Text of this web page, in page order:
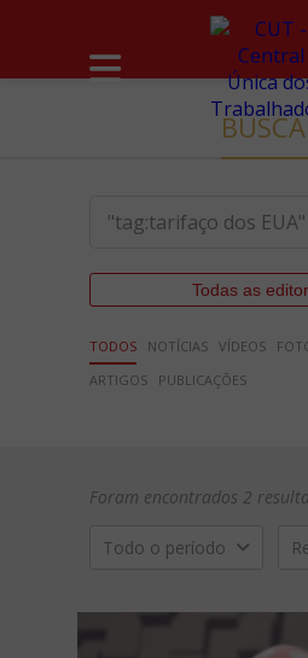
Todas as
TODOS NOTÍCIAS VÍDEOS
ARTIGOS
PUBLICAÇÕES
Foram encontrados 2
Todo o período